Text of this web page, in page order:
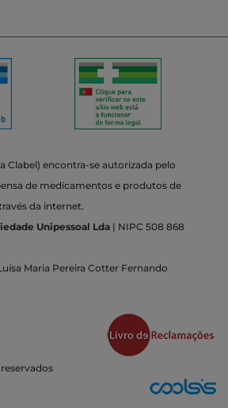
Clabel) encontra-se autorizada pelo
de medicamentos e produtos de
da internet.
Unipessoal Lda | NIPC 508 868
Maria Pereira Cotter Fernando